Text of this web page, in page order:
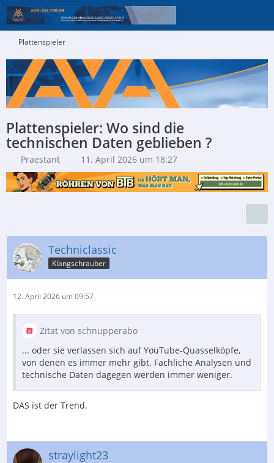
Plattenspieler
Plattenspieler: Wo sind die
technischen Daten geblieben ?
Praestant 11. April 2026 um 18:27
Techniclassic
Klangschrauber
12. April 2026 um 09:57
Zitat von schnupperabo
... oder sie verlassen sich auf YouTube-Quasselköpfe,
von denen es immer mehr gibt. Fachliche Analysen und
technische Daten dagegen werden immer weniger.
DAS ist der Trend.
straylight23